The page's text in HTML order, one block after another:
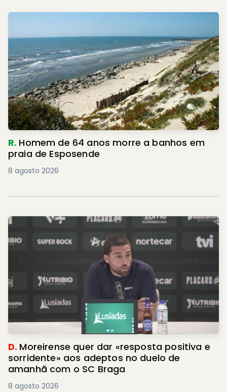
R. Homem de 64 anos morre a banhos em
praia de Esposende
8 agosto 2026
D. Moreirense quer dar «resposta positiva e
sorridente» aos adeptos no duelo de
amanhã com o SC Braga
8 agosto 2026